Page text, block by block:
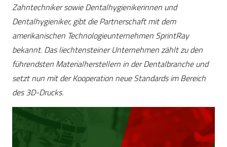
Zahntechniker sowie Dentalhygienikerinnen und
Dentalhygieniker, gibt die Partnerschaft mit dem
amerikanischen Technologieunternehmen SprintRay
bekannt. Das liechtensteiner Unternehmen zählt zu den
führendsten Materialherstellern in der Dentalbranche und
setzt nun mit der Kooperation neue Standards im Bereich
des 3D-Drucks.